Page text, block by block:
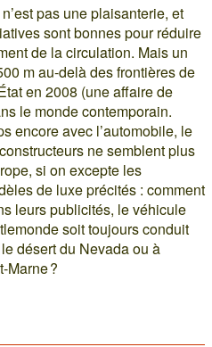
pas une plaisanterie, et
sont bonnes pour réduire
de la circulation. Mais un
m au-delà des frontières de
en 2008 (une affaire de
le monde contemporain.
encore avec l’automobile, le
ne semblent plus
si on excepte les
de luxe précités : comment
leurs publicités, le véhicule
soit toujours conduit
désert du Nevada ou à
Marne ?